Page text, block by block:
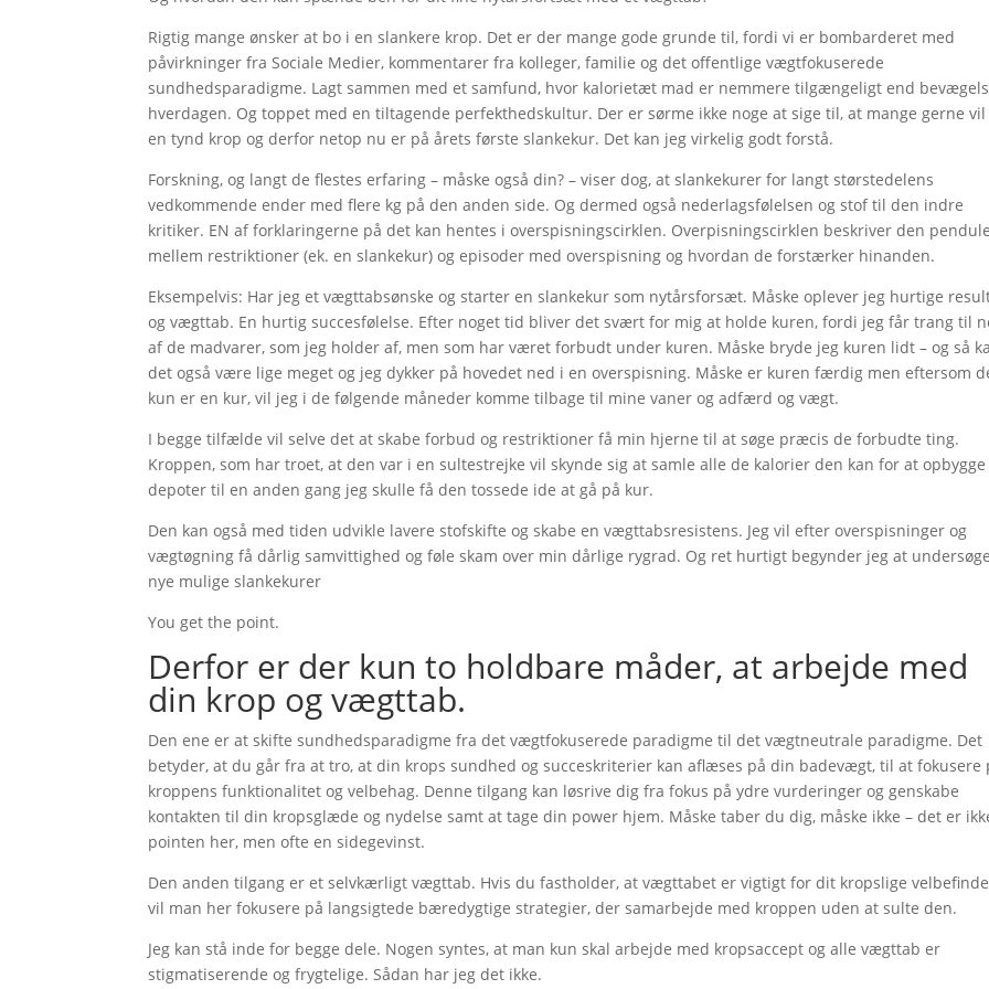
Rigtig mange ønsker at bo i en slankere krop. Det er der mange gode grunde til, fordi vi er bombarderet med
påvirkninger fra Sociale Medier, kommentarer fra kolleger, familie og det offentlige vægtfokuserede
sundhedsparadigme. Lagt sammen med et samfund, hvor kalorietæt mad er nemmere tilgængeligt end
hverdagen. Og toppet med en tiltagende perfekthedskultur. Der er sørme ikke noge at sige til, at mange gerne vil
en tynd krop og derfor netop nu er på årets første slankekur. Det kan jeg virkelig godt forstå.
Forskning, og langt de flestes erfaring – måske også din? – viser dog, at slankekurer for langt størstedelens
vedkommende ender med flere kg på den anden side. Og dermed også nederlagsfølelsen og stof til den indre
kritiker. EN af forklaringerne på det kan hentes i overspisningscirklen. Overpisningscirklen beskriver den
mellem restriktioner (ek. en slankekur) og episoder med overspisning og hvordan de forstærker hinanden.
Eksempelvis: Har jeg et vægttabsønske og starter en slankekur som nytårsforsæt. Måske oplever jeg hurtige
og vægttab. En hurtig succesfølelse. Efter noget tid bliver det svært for mig at holde kuren, fordi jeg får trang til
af de madvarer, som jeg holder af, men som har været forbudt under kuren. Måske bryde jeg kuren lidt – og så
det også være lige meget og jeg dykker på hovedet ned i en overspisning. Måske er kuren færdig men eftersom
kun er en kur, vil jeg i de følgende måneder komme tilbage til mine vaner og adfærd og vægt.
I begge tilfælde vil selve det at skabe forbud og restriktioner få min hjerne til at søge præcis de forbudte ting.
Kroppen, som har troet, at den var i en sultestrejke vil skynde sig at samle alle de kalorier den kan for at opbygge
depoter til en anden gang jeg skulle få den tossede ide at gå på kur.
Den kan også med tiden udvikle lavere stofskifte og skabe en vægttabsresistens. Jeg vil efter overspisninger og
vægtøgning få dårlig samvittighed og føle skam over min dårlige rygrad. Og ret hurtigt begynder jeg at undersøge
nye mulige slankekurer
You get the point.
Derfor er der kun to holdbare måder, at arbejde med
din krop og vægttab.
Den ene er at skifte sundhedsparadigme fra det vægtfokuserede paradigme til det vægtneutrale paradigme. Det
betyder, at du går fra at tro, at din krops sundhed og succeskriterier kan aflæses på din badevægt, til at fokusere
kroppens funktionalitet og velbehag. Denne tilgang kan løsrive dig fra fokus på ydre vurderinger og genskabe
kontakten til din kropsglæde og nydelse samt at tage din power hjem. Måske taber du dig, måske ikke – det er
pointen her, men ofte en sidegevinst.
Den anden tilgang er et selvkærligt vægttab. Hvis du fastholder, at vægttabet er vigtigt for dit kropslige
vil man her fokusere på langsigtede bæredygtige strategier, der samarbejde med kroppen uden at sulte den.
Jeg kan stå inde for begge dele. Nogen syntes, at man kun skal arbejde med kropsaccept og alle vægttab er
stigmatiserende og frygtelige. Sådan har jeg det ikke.